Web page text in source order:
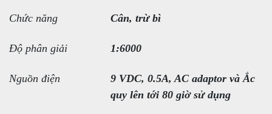
Chức năng Cân, trừ bì
Độ phân giải 1:6000
Nguồn điện
9 VDC, 0.5A, AC adaptor và Ắc
quy lên tới 80 giờ sử dụng